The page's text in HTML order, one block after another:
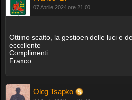
07 Aprile 2024 ore 21:00
Ottimo scatto, la gestioen delle luci e
eccellente
Complimenti
Franco
Oleg Tsapko